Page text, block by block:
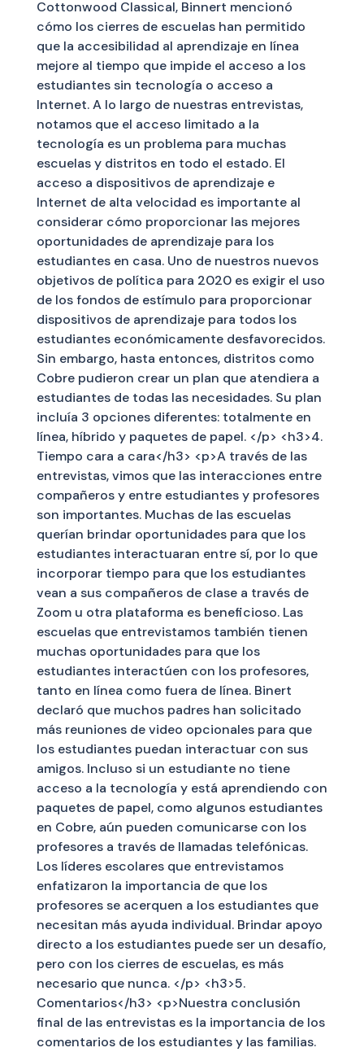
Cottonwood Classical, Binnert mencionó
cómo los cierres de escuelas han permitido
que la accesibilidad al aprendizaje en línea
mejore al tiempo que impide el acceso a los
estudiantes sin tecnología o acceso a
Internet. A lo largo de nuestras entrevistas,
notamos que el acceso limitado a la
tecnología es un problema para muchas
escuelas y distritos en todo el estado. El
acceso a dispositivos de aprendizaje e
Internet de alta velocidad es importante al
considerar cómo proporcionar las mejores
oportunidades de aprendizaje para los
estudiantes en casa. Uno de nuestros nuevos
objetivos de política para 2020 es exigir el uso
de los fondos de estímulo para proporcionar
dispositivos de aprendizaje para todos los
estudiantes económicamente desfavorecidos.
Sin embargo, hasta entonces, distritos como
Cobre pudieron crear un plan que atendiera a
estudiantes de todas las necesidades. Su plan
incluía 3 opciones diferentes: totalmente en
línea, híbrido y paquetes de papel. </p> <h3>4.
Tiempo cara a cara</h3> <p>A través de las
entrevistas, vimos que las interacciones entre
compañeros y entre estudiantes y profesores
son importantes. Muchas de las escuelas
querían brindar oportunidades para que los
estudiantes interactuaran entre sí, por lo que
incorporar tiempo para que los estudiantes
vean a sus compañeros de clase a través de
Zoom u otra plataforma es beneficioso. Las
escuelas que entrevistamos también tienen
muchas oportunidades para que los
estudiantes interactúen con los profesores,
tanto en línea como fuera de línea. Binert
declaró que muchos padres han solicitado
más reuniones de video opcionales para que
los estudiantes puedan interactuar con sus
amigos. Incluso si un estudiante no tiene
acceso a la tecnología y está aprendiendo con
paquetes de papel, como algunos estudiantes
en Cobre, aún pueden comunicarse con los
profesores a través de llamadas telefónicas.
Los líderes escolares que entrevistamos
enfatizaron la importancia de que los
profesores se acerquen a los estudiantes que
necesitan más ayuda individual. Brindar apoyo
directo a los estudiantes puede ser un desafío,
pero con los cierres de escuelas, es más
necesario que nunca. </p> <h3>5.
Comentarios</h3> <p>Nuestra conclusión
final de las entrevistas es la importancia de los
comentarios de los estudiantes y las familias.